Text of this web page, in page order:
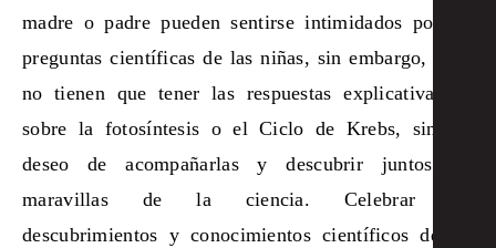
madre o padre pueden sentirse intimidados por las
preguntas científicas de las niñas, sin embargo, ellos
no tienen que tener las respuestas explicativas de
sobre la fotosíntesis o el Ciclo de Krebs, sino el
deseo de acompañarlas y descubrir juntos las
maravillas de la ciencia. Celebrar los
descubrimientos y conocimientos científicos de las